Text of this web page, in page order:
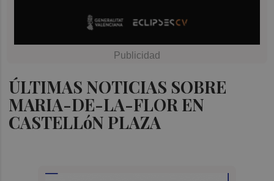
ÚLTIMAS NOTICIAS SOBRE
MARIA-DE-LA-FLOR EN
CASTELLóN PLAZA